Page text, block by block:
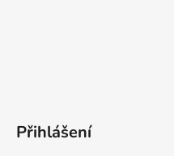
Přihlášení